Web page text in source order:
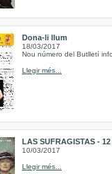
Dona-li llum
18/03/2017
Nou número del Butlletí
Llegir més...
LAS SUFRAGISTAS -
10/03/2017
Llegir més...